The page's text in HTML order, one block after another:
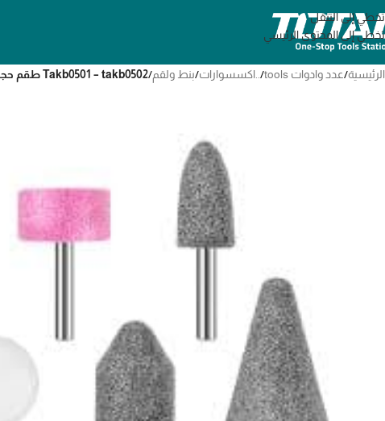
تخطي إلى التنقل
تخطي إلى المحتوى الرئيسي
الرئيسية/عدد وادوات tools / ..اكسسوارات/بنط ولقم/Takb0501 – takb0502 طقم حجر جلي ٥ قطع